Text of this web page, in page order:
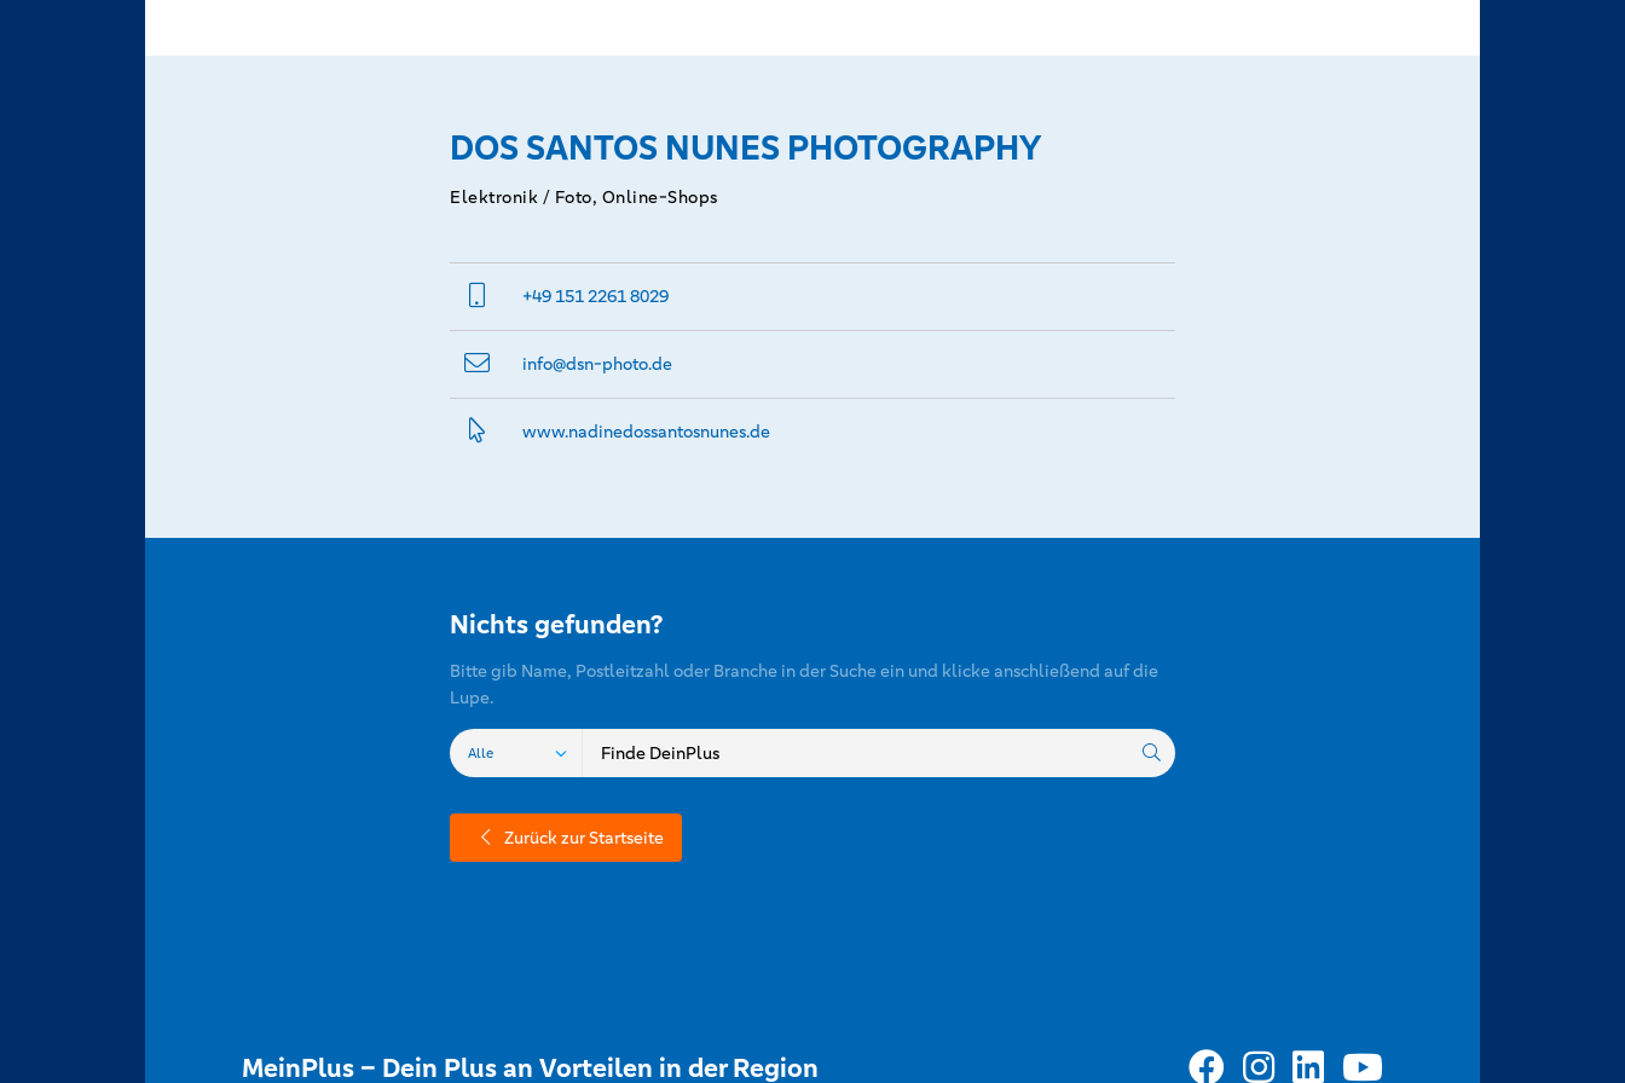
DOS SANTOS NUNES PHOTOGRAPHY
Elektronik / Foto, Online-Shops
+49 151 2261 8029
info@­dsn-photo.de
www.­nadinedossantosnunes.­de
Nichts gefunden?
Bitte gib Name, Postleitzahl oder Branche in der Suche ein und klicke anschließend auf die
Lupe.
Zurück zur Startseite
MeinPlus – Dein Plus an Vorteilen in der Region